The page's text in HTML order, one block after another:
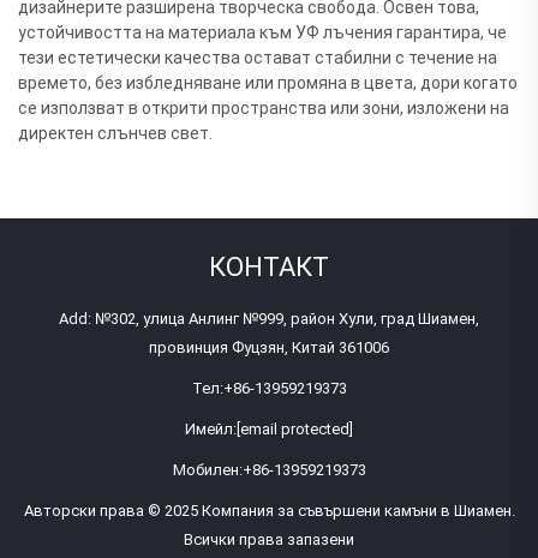
дизайнерите разширена творческа свобода. Освен това,
устойчивостта на материалa към УФ лъчения гарантира, че
тези естетически качества остават стабилни с течение на
времето, без избледняване или промяна в цвета, дори когато
се използват в открити пространства или зони, изложени на
директен слънчев свет.
КОНТАКТ
Add: №302, улица Анлинг №999, район Хули, град Шиамен,
провинция Фуцзян, Китай 361006
Тел:+86-13959219373
Имейл:[email protected]
Мобилен:+86-13959219373
Авторски права © 2025 Компания за съвършени камъни в Шиамен.
Всички права запазени